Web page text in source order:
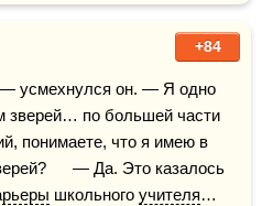
+84
зверей… по большей части
понимаете, что я имею в
— Да. Это казалось
школьного учителя…